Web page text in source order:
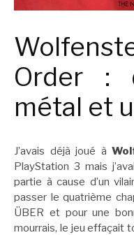
Order :
métal et
J’avais déjà joué à
PlayStation 3 mais
partie à cause d’un
passer le quatrième
ÜBER et pour une
mourrais, le jeu effaçait